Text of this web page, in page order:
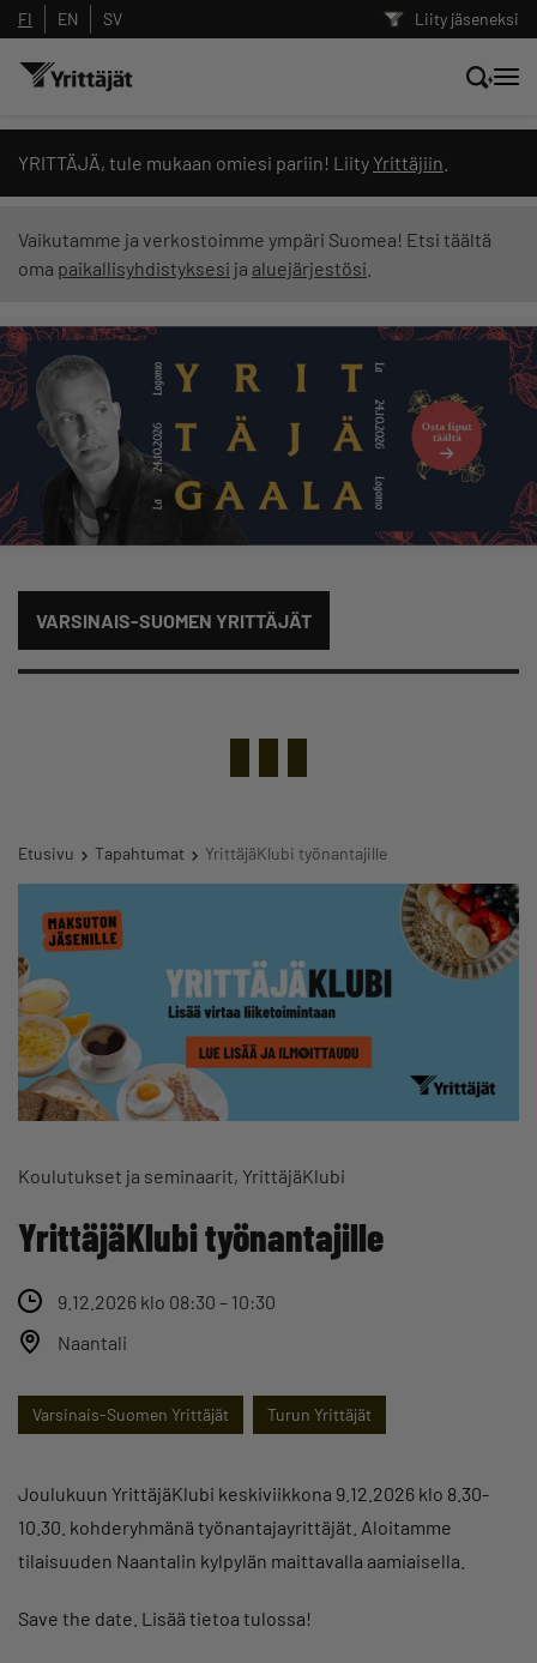
Liity jäseneksi
FI EN SV
YRITTÄJÄ, tule mukaan omiesi pariin! Liity Yrittäjiin
Vaikutamme ja verkostoimme ympäri Suomea! Etsi täältä
oma paikallisyhdistyksesi ja aluejärjestösi
VARSINAIS-SUOMEN YRITTÄJÄT
Etusivu Tapahtumat YrittäjäKlubi työnantajille
Koulutukset ja seminaarit YrittäjäKlubi
YrittäjäKlubi työnantajille
9.12.2026 klo 08:30 – 10:30
Naantali
Varsinais-Suomen Yrittäjät Turun Yrittäjät
Joulukuun YrittäjäKlubi keskiviikkona 9.12.2026 klo 8.30-
10.30. kohderyhmänä työnantajayrittäjät. Aloitamme
tilaisuuden Naantalin kylpylän maittavalla aamiaisella.
Save the date. Lisää tietoa tulossa!
Hae sivustolta tai kysy suoraan
Yrittäjien tekoälyltä
Suodata hakutuloksia: näytä kaikki sisältö